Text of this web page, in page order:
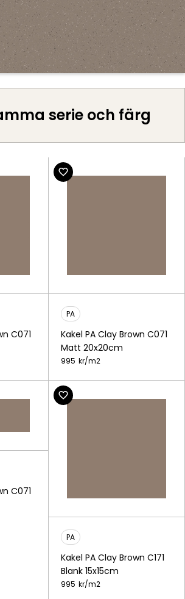
serie och färg
C071
PA
Kakel PA Clay Brown C071
Matt 20x20cm
995 kr/m2
C071
PA
Kakel PA Clay Brown C171
Blank 15x15cm
995 kr/m2